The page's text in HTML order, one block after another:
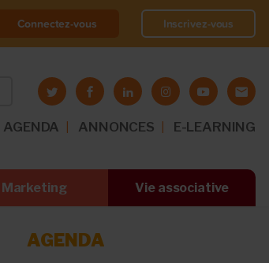
Connectez-vous Inscrivez-vous
AGENDA ANNONCES E-LEARNING
Marketing Vie associative
AGENDA